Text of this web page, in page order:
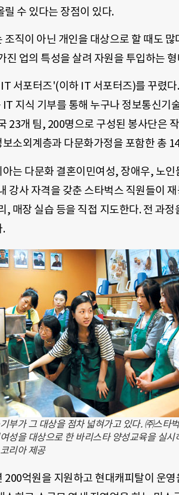
릴 수 있다는 장점이 있다.
조직이 아닌 개인을 대상으로 할 때도
진 업의 특성을 살려 자원을 투입하는
서포터즈'(이하 IT 서포터즈)를 꾸렸
지식 기부를 통해 누구나 정보통신기
23개 팀, 200명으로 구성된 봉사단은
소외계층과 다문화가정을 포함한 총
는 다문화 결혼이민여성, 장애우, 노
강사 자격을 갖춘 스타벅스 직원들이
, 매장 실습 등을 직접 지도한다. 전 과
부가 그 대상을 점차 넓혀가고 있다. ㈜스타
성을 대상으로 한 바리스타 양성교육을 실시
리아 제공
200억원을 지원하고 현대캐피탈이 운